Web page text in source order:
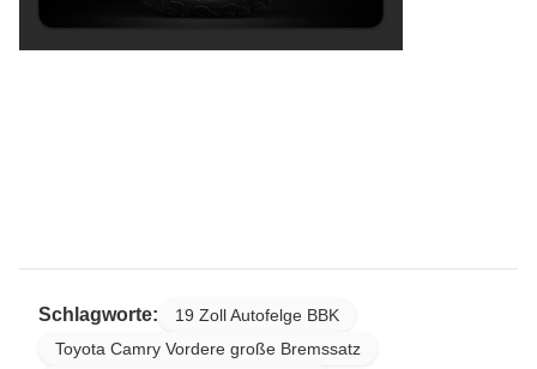
Schlagworte:
19 Zoll Autofelge BBK
Toyota Camry Vordere große Bremssatz